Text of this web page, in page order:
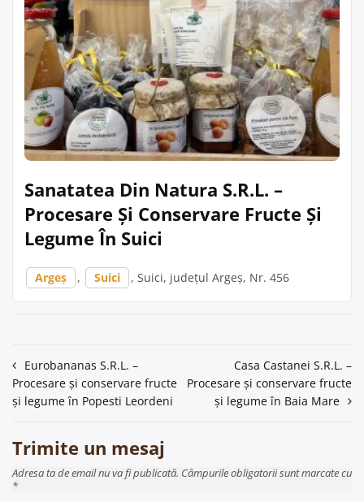
Sanatatea Din Natura S.R.L. –
Procesare Și Conservare Fructe Și
Legume În Suici
Argeș , Suici , Suici, județul Argeș, Nr. 456
Navigare
în
Eurobananas S.R.L. –
Procesare și conservare fructe
și legume în Popesti Leordeni
Casa Castanei S.R.L. –
Procesare și conservare fructe
și legume în Baia Mare
Trimite un mesaj
Adresa ta de email nu va fi publicată. Câmpurile obligatorii sunt marcate cu
*